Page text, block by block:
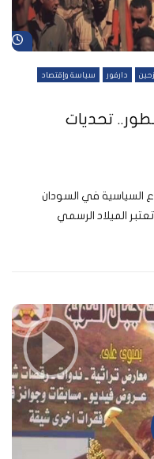
دارفور سياسة وإقتصاد
تحديات
تطورت الأوضاع السياسية في السودان
منذ العام 2003 و التي تعتبر الميلاد الرسمي